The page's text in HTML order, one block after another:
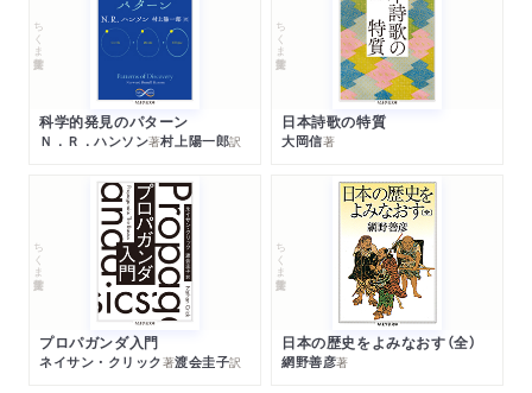
ちくま学芸文庫
科学的発見のパターン
Ｎ．Ｒ．ハンソン著村上陽一郎訳
ちくま学芸文庫
日本詩歌の特質
大岡信著
ちくま学芸文庫
プロパガンダ入門
ネイサン・クリック著渡会圭子訳
ちくま学芸文庫
日本の歴史をよみなおす（全）
網野善彦著